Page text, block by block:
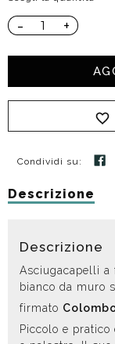
- +
Condividi su:
Descrizione
Descrizione
Asciugacapelli a
bianco da muro
firmato
Piccolo e